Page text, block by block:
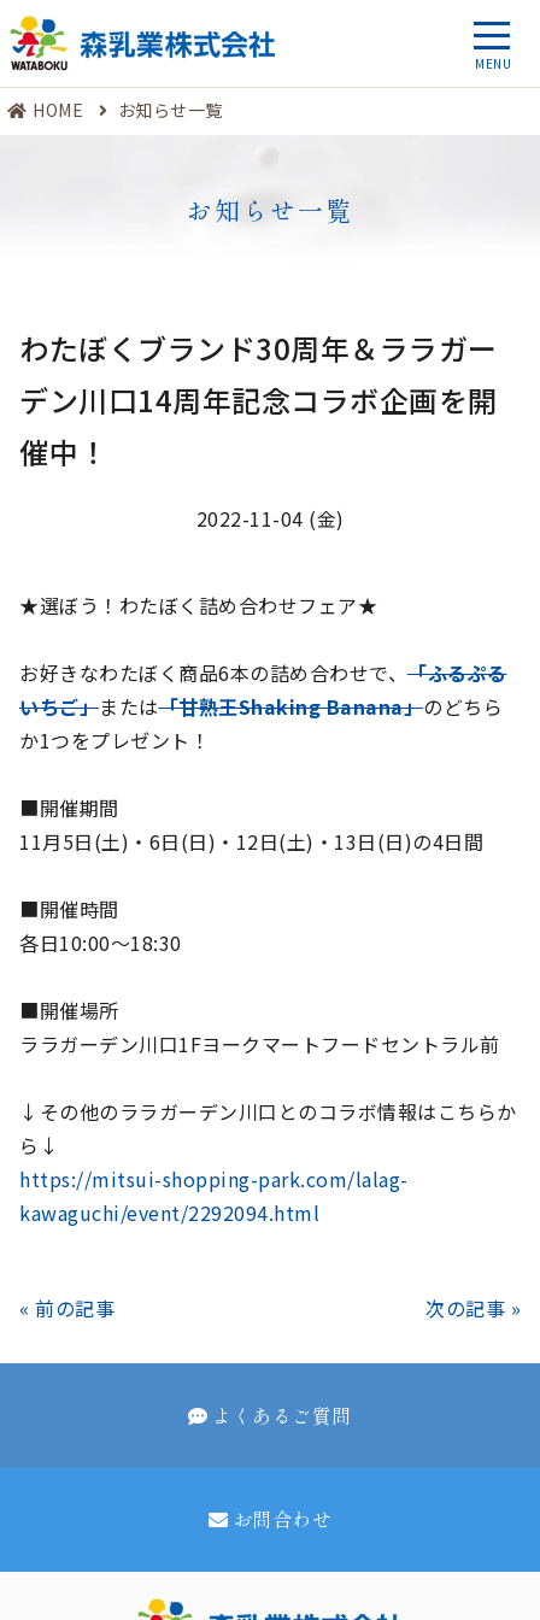
HOME お知らせ一覧
お知らせ一覧
わたぼくブランド30周年＆ララガー
デン川口14周年記念コラボ企画を開
催中！
2022-11-04 (金)
★選ぼう！わたぼく詰め合わせフェア★
お好きなわたぼく商品6本の詰め合わせで、 「ふるぷる
いちご」または「甘熟王Shaking Banana」のどちら
か1つをプレゼント！
■開催期間
11月5日(土)・6日(日)・12日(土)・13日(日)の4日間
■開催時間
各日10:00～18:30
■開催場所
ララガーデン川口1Fヨークマートフードセントラル前
↓その他のララガーデン川口とのコラボ情報はこちらか
ら↓
https://mitsui-shopping-park.com/lalag-
kawaguchi/event/2292094.html
« 前の記事 次の記事 »
よくあるご質問
お問合わせ